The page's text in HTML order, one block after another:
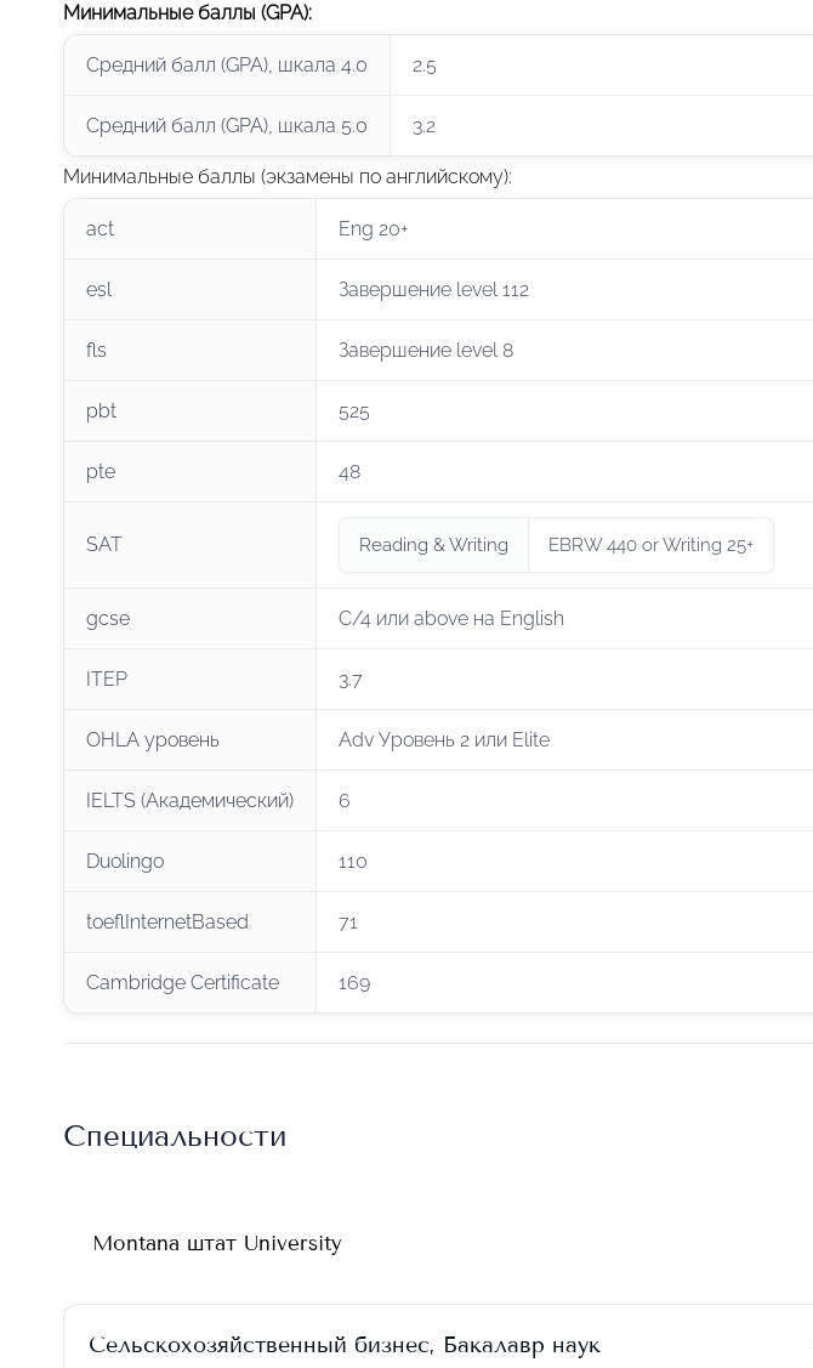
Минимальные баллы (GPA):
Средний балл (GPA), шкала 4.0 2.5
Средний балл (GPA), шкала 5.0 3.2
Минимальные баллы (экзамены по английскому):
act Eng 20+
esl Завершение level 112
fls Завершение level 8
pbt 525
pte 48
SAT Reading & Writing EBRW 440 or Writing 25+
gcse C/4 или above на English
ITEP 3.7
OHLA уровень Adv Уровень 2 или Elite
IELTS (Академический) 6
Duolingo 110
toeflInternetBased 71
Cambridge Certificate 169
Специальности
Montana штат University
Сельскохозяйственный бизнес, Бакалавр наук